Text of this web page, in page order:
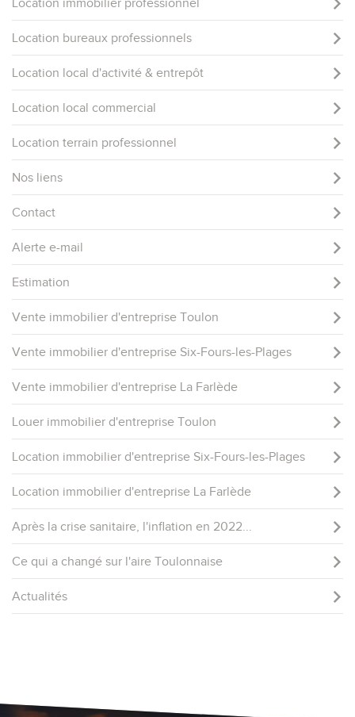
Location immobilier professionnel
Location bureaux professionnels
Location local d'activité & entrepôt
Location local commercial
Location terrain professionnel
Nos liens
Contact
Alerte e-mail
Estimation
Vente immobilier d'entreprise Toulon
Vente immobilier d'entreprise Six-Fours-les-Plages
Vente immobilier d'entreprise La Farlède
Louer immobilier d'entreprise Toulon
Location immobilier d'entreprise Six-Fours-les-Plages
Location immobilier d'entreprise La Farlède
Après la crise sanitaire, l'inflation en 2022...
Ce qui a changé sur l'aire Toulonnaise
Actualités